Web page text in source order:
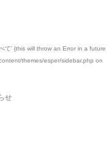
て' (this will throw an Error in a future
themes/esper/sidebar.php on
せ